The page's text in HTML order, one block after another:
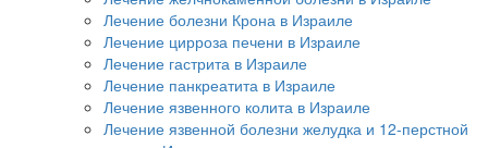
Лечение болезни Крона в Израиле
Лечение цирроза печени в Израиле
Лечение гастрита в Израиле
Лечение панкреатита в Израиле
Лечение язвенного колита в Израиле
Лечение язвенной болезни желудка и 12-перстной